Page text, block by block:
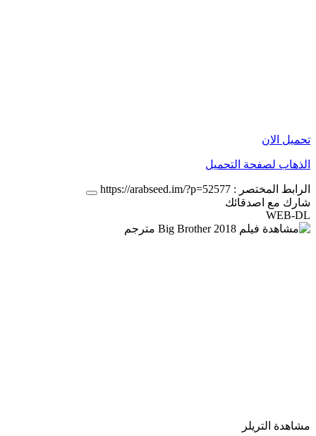
تحميل الان
الذهاب لصفحة التحميل
الرابط المختصر : https://arabseed.im/?p=52577
شارك مع اصدقائك
WEB-DL
مشاهدة التريلر